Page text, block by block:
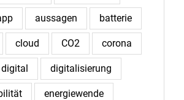
aussagen batterie
cloud CO2 corona
digital digitalisierung
energiewende